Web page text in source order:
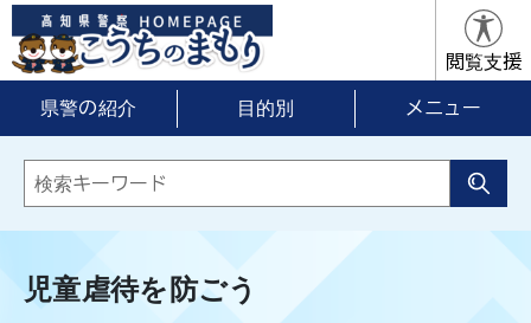
閲覧支援
県警の紹介 目的別 メニュー
児童虐待を防ごう